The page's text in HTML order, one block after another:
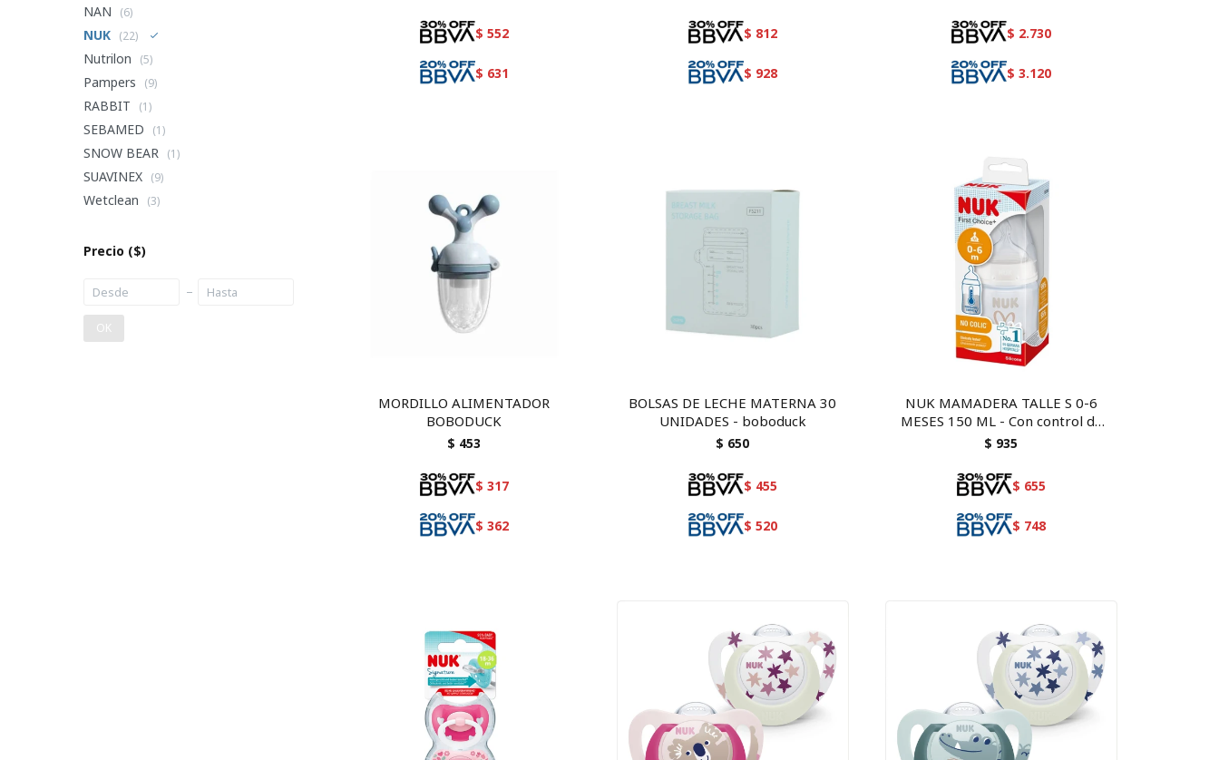
$ 552
$ 631
$ 812
$ 928
$ 2.730
$ 3.120
MORDILLO ALIMENTADOR
BOBODUCK
$ 453
$ 317
$ 362
BOLSAS DE LECHE MATERNA 30
UNIDADES - boboduck
$ 650
$ 455
$ 520
NUK MAMADERA TALLE S 0-6
MESES 150 ML - Con control de
temperatura
$ 935
$ 655
$ 748
NAN (6)
NUK (22)
Nutrilon (5)
Pampers (9)
RABBIT (1)
SEBAMED (1)
SNOW BEAR (1)
SUAVINEX (9)
Wetclean (3)
Precio ($)
OK